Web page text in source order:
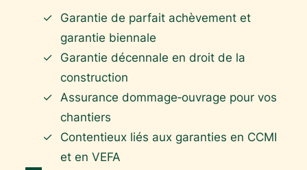
Garantie de parfait achèvement et
garantie biennale
Garantie décennale en droit de la
construction
Assurance dommage‑ouvrage pour vos
chantiers
Contentieux liés aux garanties en CCMI
et en VEFA